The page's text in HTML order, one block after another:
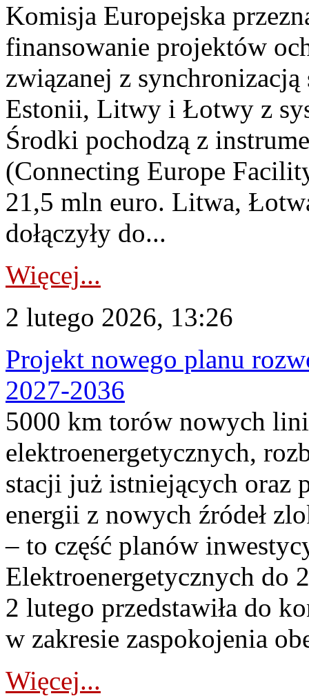
Komisja Europejska
finansowanie projektów
związanej z
Estonii, Litwy i Łotwy z
Środki pochodzą z
(Connecting Europe
21,5 mln euro. Litwa,
dołączyły do...
Więcej...
2 lutego 2026, 13:26
Projekt nowego planu
2027-2036
5000 km torów nowych
elektroenergetycznych,
stacji już istniejących oraz
energii z nowych źródeł
– to część planów
Elektroenergetycznych do
2 lutego przedstawiła do
w zakresie zaspokojenia
Więcej...